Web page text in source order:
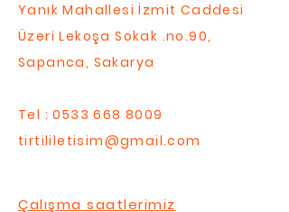
Yanık Mahallesi İzmit Caddesi
Üzeri Lekoşa Sokak .no.90,
Sapanca, Sakarya
Tel :0533 668 8009
tirtililetisim@gmail.com
Çalışma saatlerimiz